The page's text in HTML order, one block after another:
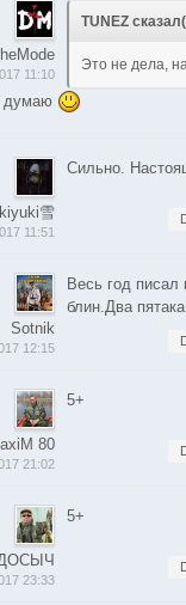
11:10
TUNEZ
Это не дела,
думаю
雪
11:51
Сильно.
Sotnik
12:15
Весь год писал
блин.Два
80
21:02
5+
23:33
5+